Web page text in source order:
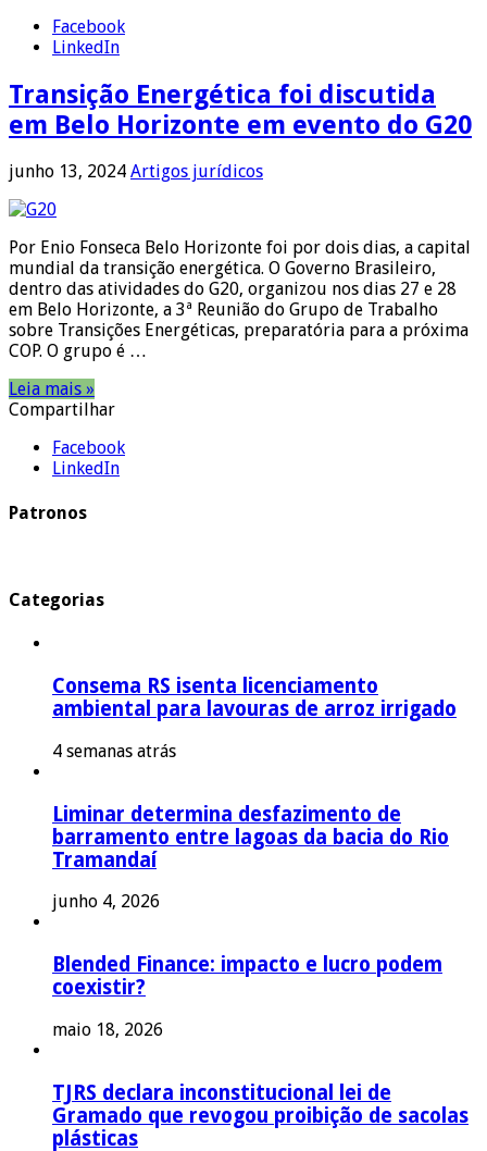
Facebook
LinkedIn
Transição Energética foi discutida
em Belo Horizonte em evento do G20
junho 13, 2024 Artigos jurídicos
Por Enio Fonseca Belo Horizonte foi por dois dias, a capital
mundial da transição energética. O Governo Brasileiro,
dentro das atividades do G20, organizou nos dias 27 e 28
em Belo Horizonte, a 3ª Reunião do Grupo de Trabalho
sobre Transições Energéticas, preparatória para a próxima
COP. O grupo é …
Leia mais »
Compartilhar
Facebook
LinkedIn
Patronos
Categorias
Consema RS isenta licenciamento
ambiental para lavouras de arroz irrigado
4 semanas atrás
Liminar determina desfazimento de
barramento entre lagoas da bacia do Rio
Tramandaí
junho 4, 2026
Blended Finance: impacto e lucro podem
coexistir?
maio 18, 2026
TJRS declara inconstitucional lei de
Gramado que revogou proibição de sacolas
plásticas